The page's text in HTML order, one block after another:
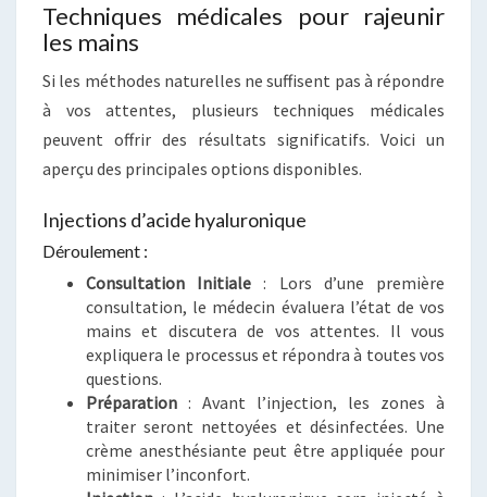
Techniques médicales pour rajeunir
les mains
Si les méthodes naturelles ne suffisent pas à répondre
à vos attentes, plusieurs techniques médicales
peuvent offrir des résultats significatifs. Voici un
aperçu des principales options disponibles.
Injections d’acide hyaluronique
Déroulement :
Consultation Initiale : Lors d’une première
consultation, le médecin évaluera l’état de vos
mains et discutera de vos attentes. Il vous
expliquera le processus et répondra à toutes vos
questions.
Préparation : Avant l’injection, les zones à
traiter seront nettoyées et désinfectées. Une
crème anesthésiante peut être appliquée pour
minimiser l’inconfort.